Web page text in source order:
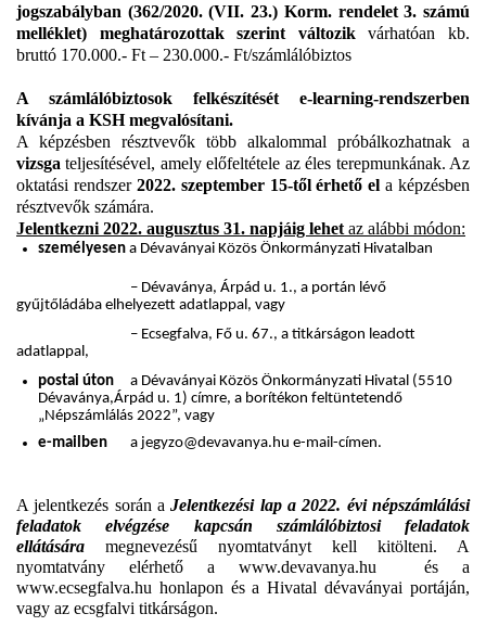
jogszabályban (362/2020. (VII. 23.) Korm. rendelet 3. számú
melléklet) meghatározottak szerint változikvárhatóan kb.
bruttó 170.000.- Ft – 230.000.- Ft/számlálóbiztos
A számlálóbiztosok felkészítését e-learning-rendszerben
kívánja a KSH megvalósítani.
A képzésben résztvevők több alkalommal próbálkozhatnak a
vizsga teljesítésével, amely előfeltétele az éles terepmunkának. Az
oktatási rendszer 2022. szeptember 15-től érhető el a képzésben
résztvevők számára.
Jelentkezni 2022. augusztus 31. napjáig lehet az alábbi módon:
személyesena Dévaványai Közös Önkormányzati Hivatalban
– Dévaványa, Árpád u. 1., a portán lévő
gyűjtőládába elhelyezett adatlappal, vagy
– Ecsegfalva, Fő u. 67., a titkárságon leadott
adatlappal,
postai útona Dévaványai Közös Önkormányzati Hivatal (5510
Dévaványa,Árpád u. 1) címre, a borítékon feltüntetendő
„Népszámlálás 2022”, vagy
e-mailben
a jegyzo@devavanya.hu e-mail-címen.
A jelentkezés során aJelentkezési lapa 2022. évi népszámlálási
feladatok elvégzése kapcsán számlálóbiztosi feladatok
ellátására megnevezésű nyomtatványt kell kitölteni. A
nyomtatvány elérhető a www.devavanya.hu és a
www.ecsegfalva.hu honlapon és a Hivatal dévaványai portáján,
vagy az ecsgfalvi titkárságon.